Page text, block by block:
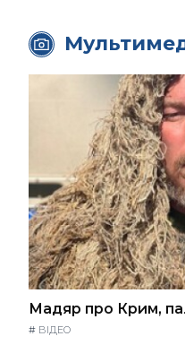
Мадяр про Крим,
# ВІДЕО